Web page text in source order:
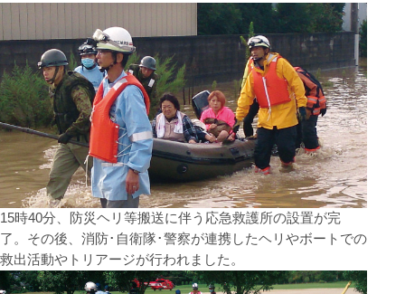
15時40分、防災ヘリ等搬送に伴う応急救護所の設置が完
了。その後、消防･自衛隊･警察が連携したヘリやボートでの
救出活動やトリアージが行われました。